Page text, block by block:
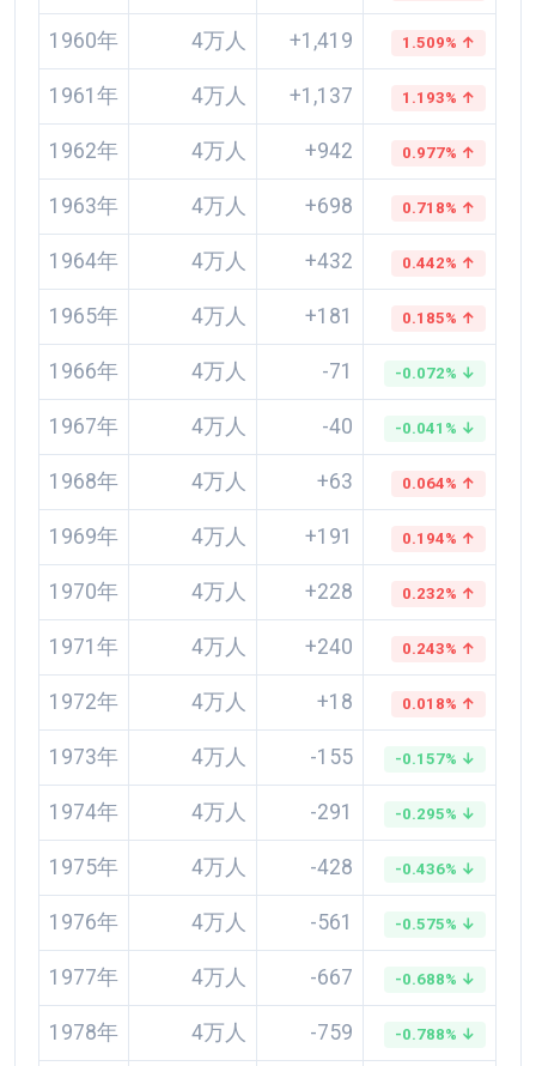
1960年 4万人 +1,419 1.509% ↑
1961年 4万人 +1,137 1.193% ↑
1962年 4万人 +942 0.977% ↑
1963年 4万人 +698 0.718% ↑
1964年 4万人 +432 0.442% ↑
1965年 4万人 +181 0.185% ↑
1966年 4万人 -71 -0.072% ↓
1967年 4万人 -40 -0.041% ↓
1968年 4万人 +63 0.064% ↑
1969年 4万人 +191 0.194% ↑
1970年 4万人 +228 0.232% ↑
1971年 4万人 +240 0.243% ↑
1972年 4万人 +18 0.018% ↑
1973年 4万人 -155 -0.157% ↓
1974年 4万人 -291 -0.295% ↓
1975年 4万人 -428 -0.436% ↓
1976年 4万人 -561 -0.575% ↓
1977年 4万人 -667 -0.688% ↓
1978年 4万人 -759 -0.788% ↓